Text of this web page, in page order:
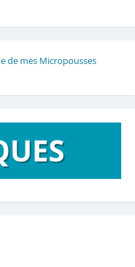
de mes Micropousses